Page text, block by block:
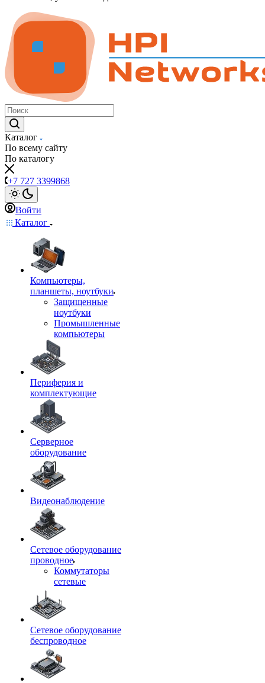
Каталог
По всему сайту
По каталогу
+7 727 3399868
Войти
Каталог
Компьютеры,
планшеты, ноутбуки
Защищенные
ноутбуки
Промышленные
компьютеры
Периферия и
комплектующие
Серверное
оборудование
Видеонаблюдение
Сетевое оборудование
проводное
Коммутаторы
сетевые
Сетевое оборудование
беспроводное